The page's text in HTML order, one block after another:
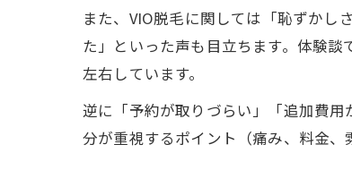
また、VIO脱毛に関しては「恥ずかし
た」といった声も目立ちます。体験
左右しています。
逆に「予約が取りづらい」「追加費
分が重視するポイント（痛み、料金、